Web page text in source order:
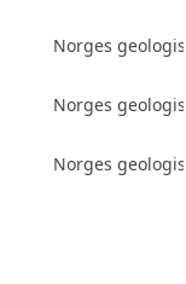
Norges
Norges
Norges